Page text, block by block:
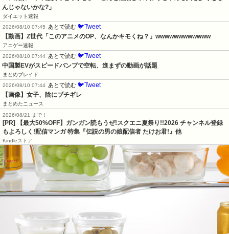
んじゃないかな?」
ダイエット速報
2026/08/10 07:45
あとで読む 🐦Tweet
【動画】Z世代「このアニメのOP、なんかキモくね？」wwwwwwwwwwww
アニゲー速報
2026/08/10 07:44 あとで読む 🐦Tweet
中国製EVがスピードバンプで空転、進まずの動画が話題
まとめブレイド
2026/08/10 07:44 あとで読む 🐦Tweet
【画像】女子、陰にブチギレ
まとめたニュース
2026/08/21 まで！
[PR] 【最大50%OFF】ガンガン読もうぜ!スクエニ夏祭り!!2026 チャンネル登録
もよろしく!配信マンガ 特集『伝説の男の娘配信者 たけお君!』他
Kindleストア